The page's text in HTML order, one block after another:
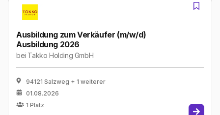
Ausbildung zum Verkäufer (m/w/d)
Ausbildung 2026
bei Takko Holding GmbH
94121 Salzweg + 1 weiterer
01.08.2026
1 Platz